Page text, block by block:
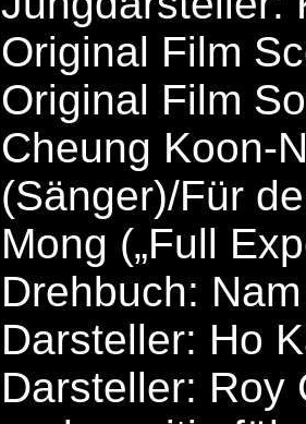
Original Film
Original Film
Cheung Koon-
(Sänger)/Für
Mong („Full
Drehbuch:
Darsteller: Ho
Darsteller: Roy